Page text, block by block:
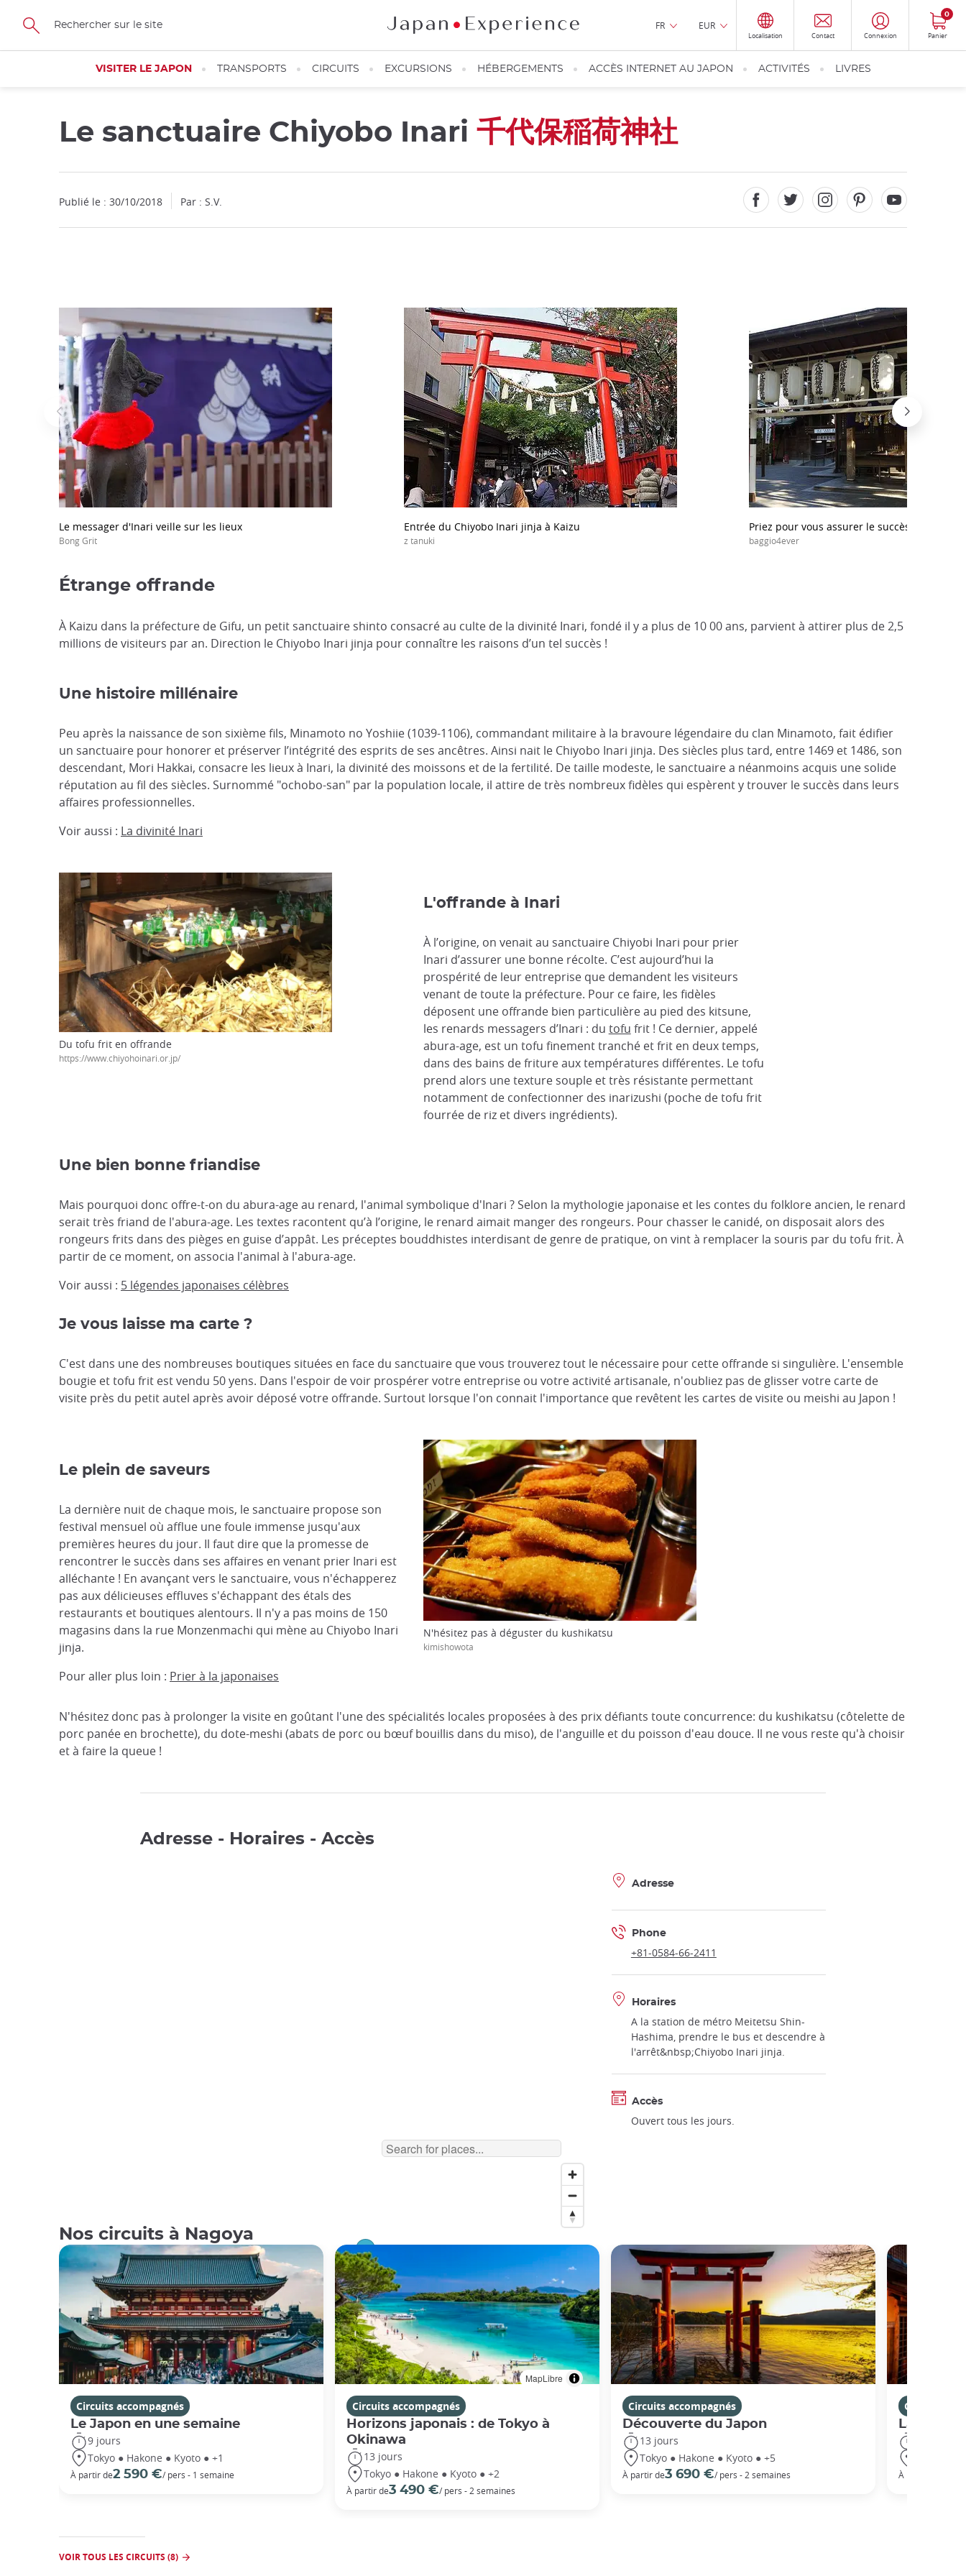
Skip
main
FR EUR
Localisation Contact Connexion Panier
0
VISITER LE JAPON TRANSPORTS CIRCUITS EXCURSIONS HÉBERGEMENTS ACCÈS INTERNET AU JAPON ACTIVITÉS LIVRES
Le sanctuaire Chiyobo Inari 千代保稲荷神社
Publié le : 30/10/2018 Par : S.V.
Le messager d'Inari veille sur les lieux
Bong Grit
Entrée du Chiyobo Inari jinja à Kaizu
z tanuki
Priez pour vous assurer le succès
baggio4ever
Étrange offrande
À Kaizu dans la préfecture de Gifu, un petit sanctuaire shinto consacré au culte de la divinité Inari, fondé il y a plus de 10 00 ans, parvient à attirer plus de 2,5
millions de visiteurs par an. Direction le Chiyobo Inari jinja pour connaître les raisons d’un tel succès !
Une histoire millénaire
Peu après la naissance de son sixième fils, Minamoto no Yoshiie (1039-1106), commandant militaire à la bravoure légendaire du clan Minamoto, fait édifier
un sanctuaire pour honorer et préserver l’intégrité des esprits de ses ancêtres. Ainsi nait le Chiyobo Inari jinja. Des siècles plus tard, entre 1469 et 1486, son
descendant, Mori Hakkai, consacre les lieux à Inari, la divinité des moissons et de la fertilité. De taille modeste, le sanctuaire a néanmoins acquis une solide
réputation au fil des siècles. Surnommé "ochobo-san" par la population locale, il attire de très nombreux fidèles qui espèrent y trouver le succès dans leurs
affaires professionnelles.
Voir aussi : La divinité Inari
L'offrande à Inari
À l’origine, on venait au sanctuaire Chiyobi Inari pour prier
Inari d’assurer une bonne récolte. C’est aujourd’hui la
prospérité de leur entreprise que demandent les visiteurs
venant de toute la préfecture. Pour ce faire, les fidèles
déposent une offrande bien particulière au pied des kitsune,
les renards messagers d’Inari : du tofu frit ! Ce dernier, appelé
abura-age, est un tofu finement tranché et frit en deux temps,
dans des bains de friture aux températures différentes. Le tofu
prend alors une texture souple et très résistante permettant
notamment de confectionner des inarizushi (poche de tofu frit
fourrée de riz et divers ingrédients).
Du tofu frit en offrande
https://www.chiyohoinari.or.jp/
Une bien bonne friandise
Mais pourquoi donc offre-t-on du abura-age au renard, l'animal symbolique d'Inari ? Selon la mythologie japonaise et les contes du folklore ancien, le renard
serait très friand de l'abura-age. Les textes racontent qu’à l’origine, le renard aimait manger des rongeurs. Pour chasser le canidé, on disposait alors des
rongeurs frits dans des pièges en guise d’appât. Les préceptes bouddhistes interdisant de genre de pratique, on vint à remplacer la souris par du tofu frit. À
partir de ce moment, on associa l'animal à l'abura-age.
Voir aussi : 5 légendes japonaises célèbres
Je vous laisse ma carte ?
C'est dans une des nombreuses boutiques situées en face du sanctuaire que vous trouverez tout le nécessaire pour cette offrande si singulière. L'ensemble
bougie et tofu frit est vendu 50 yens. Dans l'espoir de voir prospérer votre entreprise ou votre activité artisanale, n'oubliez pas de glisser votre carte de
visite près du petit autel après avoir déposé votre offrande. Surtout lorsque l'on connait l'importance que revêtent les cartes de visite ou meishi au Japon !
Le plein de saveurs
La dernière nuit de chaque mois, le sanctuaire propose son
festival mensuel où afflue une foule immense jusqu'aux
premières heures du jour. Il faut dire que la promesse de
rencontrer le succès dans ses affaires en venant prier Inari est
alléchante ! En avançant vers le sanctuaire, vous n'échapperez
pas aux délicieuses effluves s'échappant des étals des
restaurants et boutiques alentours. Il n'y a pas moins de 150
magasins dans la rue Monzenmachi qui mène au Chiyobo Inari
jinja.
Pour aller plus loin : Prier à la japonaises
N'hésitez pas à déguster du kushikatsu
kimishowota
N'hésitez donc pas à prolonger la visite en goûtant l'une des spécialités locales proposées à des prix défiants toute concurrence: du kushikatsu (côtelette de
porc panée en brochette), du dote-meshi (abats de porc ou bœuf bouillis dans du miso), de l'anguille et du poisson d'eau douce. Il ne vous reste qu'à choisir
et à faire la queue !
Adresse - Horaires - Accès
MapLibre
Adresse
Phone
+81-0584-66-2411
Horaires
A la station de métro Meitetsu Shin-
Hashima, prendre le bus et descendre à
l'arrêt&nbsp;Chiyobo Inari jinja.
Accès
Ouvert tous les jours.
Nos circuits à Nagoya
Circuits accompagnés
Le Japon en une semaine
9 jours
Tokyo ● Hakone ● Kyoto ● +1
À partir de2 590 €/ pers - 1 semaine
Circuits accompagnés
Horizons japonais : de Tokyo à
Okinawa
13 jours
Tokyo ● Hakone ● Kyoto ● +2
À partir de3 490 €/ pers - 2 semaines
Circuits accompagnés
Découverte du Japon
13 jours
Tokyo ● Hakone ● Kyoto ● +5
À partir de3 690 €/ pers - 2 semaines
Circuits
La Route
À partir de
VOIR TOUS LES CIRCUITS (8)